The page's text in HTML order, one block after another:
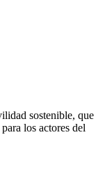
sostenible, que
los actores del